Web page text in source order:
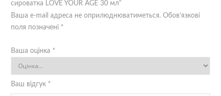
сироватка LOVE YOUR AGE 30 мл”
Ваша e-mail адреса не оприлюднюватиметься. Обов’язкові
поля позначені *
Ваша оцінка *
Ваш відгук *